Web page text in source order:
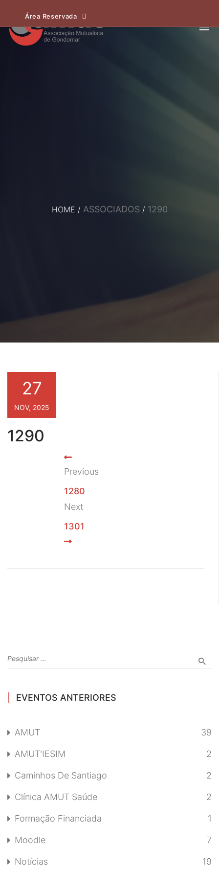
Área Reservada
HOME / ASSOCIADOS / 1290
1290
27
NOV, 2025
Previous
1280
Next
1301
EVENTOS ANTERIORES
AMUT 39
AMUT'IESIM 2
Caminhos De Santiago 2
Clínica AMUT Saúde 2
Formação Financiada 1
Moodle 7
Notícias 19